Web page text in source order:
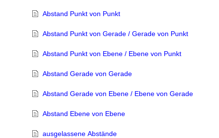
Abstand Punkt von Punkt
Abstand Punkt von Gerade / Gerade von Punkt
Abstand Punkt von Ebene / Ebene von Punkt
Abstand Gerade von Gerade
Abstand Gerade von Ebene / Ebene von Gerade
Abstand Ebene von Ebene
ausgelassene Abstände